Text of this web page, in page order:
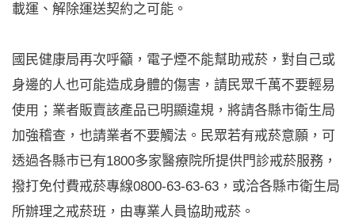
載運、解除運送契約之可能。
國民健康局再次呼籲，電子煙不能幫助戒菸，對自己或
身邊的人也可能造成身體的傷害，請民眾千萬不要輕易
使用；業者販賣該產品已明顯違規，將請各縣市衛生局
加強稽查，也請業者不要觸法。民眾若有戒菸意願，可
透過各縣市已有1800多家醫療院所提供門診戒菸服務，
撥打免付費戒菸專線0800-63-63-63，或洽各縣市衛生局
所辦理之戒菸班，由專業人員協助戒菸。